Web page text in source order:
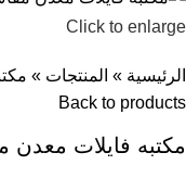
Click to enlarge
الرئيسية » المنتجات »
Back to products
مكتبه فايلات معدن مقاس